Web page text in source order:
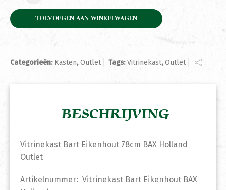
TOEVOEGEN AAN WINKELWAGEN
Categorieën: Kasten,Outlet Tags:Vitrinekast,Outlet
BESCHRIJVING
Vitrinekast Bart Eikenhout 78cm BAX Holland
Outlet
Artikelnummer: Vitrinekast Bart Eikenhout BAX